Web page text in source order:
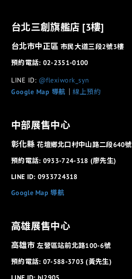
台北三創旗艦店 [3樓]
台北市中正區市民大道三段2號3樓
預約電話: 02-2351-0100
LINE ID: @flexiwork_syn
Google Map 導航
線上預約
中部展售中心
彰化縣花壇鄉北口村中山路二段640號
預約電話: 0933-724-318 (廖先生)
LINE ID: 0933724318
Google Map 導航
高雄展售中心
高雄市左營區站前北路100-6號
預約電話: 07-588-3703 (黃先生)